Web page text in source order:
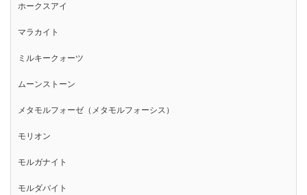
ホークスアイ
マラカイト
ミルキークォーツ
ムーンストーン
メタモルフォーゼ（メタモルフォーシス）
モリオン
モルガナイト
モルダバイト